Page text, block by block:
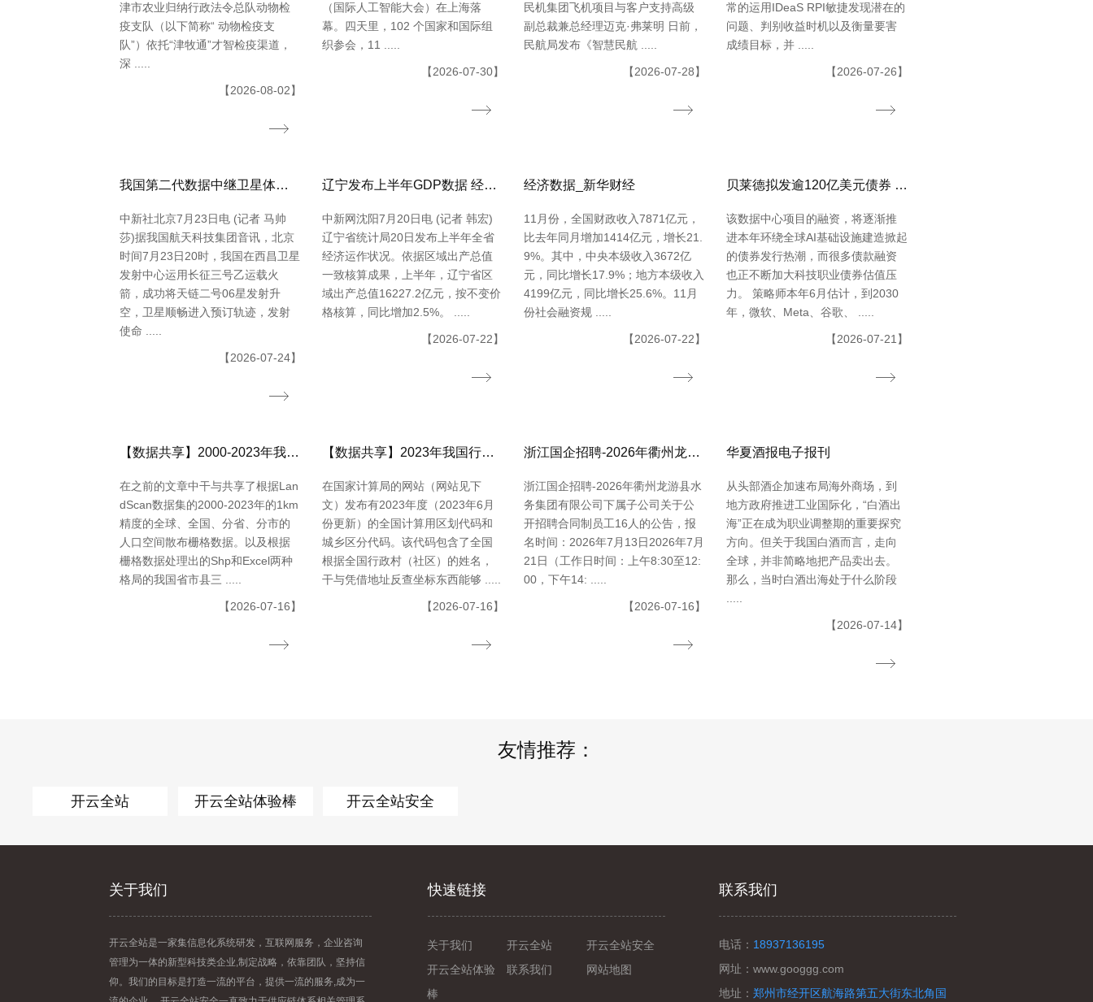
津市农业归纳行政法令总队动物检
疫支队（以下简称“ 动物检疫支
队”）依托“津牧通”才智检疫渠道，
深 .....
【2026-08-02】
（国际人工智能大会）在上海落
幕。四天里，102 个国家和国际组
织参会，11 .....
【2026-07-30】
民机集团飞机项目与客户支持高级
副总裁兼总经理迈克·弗莱明 日前，
民航局发布《智慧民航 .....
【2026-07-28】
常的运用IDeaS RPI敏捷发现潜在的
问题、判别收益时机以及衡量要害
成绩目标，并 .....
【2026-07-26】
我国第二代数据中继卫星体系再添新成员
中新社北京7月23日电 (记者 马帅
莎)据我国航天科技集团音讯，北京
时间7月23日20时，我国在西昌卫星
发射中心运用长征三号乙运载火
箭，成功将天链二号06星发射升
空，卫星顺畅进入预订轨迹，发射
使命 .....
【2026-07-24】
辽宁发布上半年GDP数据 经济运转整体平稳
中新网沈阳7月20日电 (记者 韩宏)
辽宁省统计局20日发布上半年全省
经济运作状况。依据区域出产总值
一致核算成果，上半年，辽宁省区
域出产总值16227.2亿元，按不变价
格核算，同比增加2.5%。 .....
【2026-07-22】
经济数据_新华财经
11月份，全国财政收入7871亿元，
比去年同月增加1414亿元，增长21.
9%。其中，中央本级收入3672亿
元，同比增长17.9%；地方本级收入
4199亿元，同比增长25.6%。11月
份社会融资规 .....
【2026-07-22】
贝莱德拟发逾120亿美元债券 为Meta得州数据中心供给融资
该数据中心项目的融资，将逐渐推
进本年环绕全球AI基础设施建造掀起
的债券发行热潮，而很多债款融资
也正不断加大科技职业债券估值压
力。 策略师本年6月估计，到2030
年，微软、Meta、谷歌、 .....
【2026-07-21】
【数据共享】2000-2023年我国城镇人口数量数据（免费获取ShpExcel格局）
在之前的文章中干与共享了根据Lan
dScan数据集的2000-2023年的1km
精度的全球、全国、分省、分市的
人口空间散布栅格数据。以及根据
栅格数据处理出的Shp和Excel两种
格局的我国省市县三 .....
【2026-07-16】
【数据共享】2023年我国行政村（社区）点位数据（免费获取shpexcel格局）
在国家计算局的网站（网站见下
文）发布有2023年度（2023年6月
份更新）的全国计算用区划代码和
城乡区分代码。该代码包含了全国
根据全国行政村（社区）的姓名，
干与凭借地址反查坐标东西能够 .....
【2026-07-16】
浙江国企招聘-2026年衢州龙游县水务集团有限公司下属子公司关于公开招聘合同制员工16人的公告
浙江国企招聘-2026年衢州龙游县水
务集团有限公司下属子公司关于公
开招聘合同制员工16人的公告，报
名时间：2026年7月13日2026年7月
21日（工作日时间：上午8:30至12:
00，下午14: .....
【2026-07-16】
华夏酒报电子报刊
从头部酒企加速布局海外商场，到
地方政府推进工业国际化，“白酒出
海”正在成为职业调整期的重要探究
方向。但关于我国白酒而言，走向
全球，并非简略地把产品卖出去。
那么，当时白酒出海处于什么阶段
【2026-07-14】
友情推荐：
开云全站 开云全站体验棒 开云全站安全
关于我们
开云全站是一家集信息化系统研发，互联网服务，企业咨询
管理为一体的新型科技类企业,制定战略，依靠团队，坚持信
仰。我们的目标是打造一流的平台，提供一流的服务,成为一
快速链接
关于我们 开云全站
开云全站安全
开云全站体验
棒
联系我们 网站地图
联系我们
电话： 18937136195
网址：www.googgg.com
地址：郑州市经开区航海路第五大街东北角国